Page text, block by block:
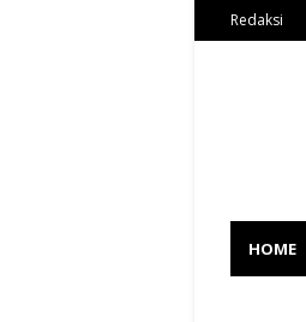
Redaksi
HOME